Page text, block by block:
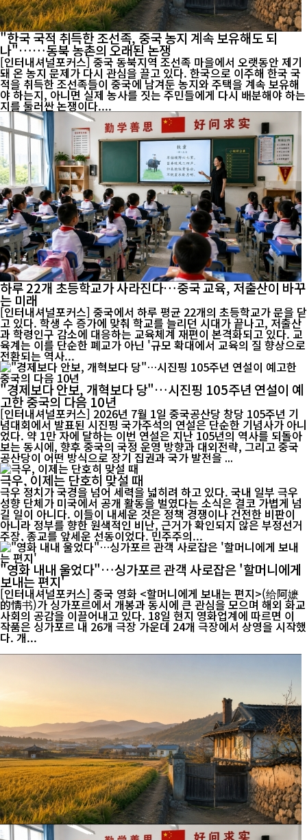
"한국 국적 취득한 조선족, 중국 농지 계속 보유해도 되
나"……동북 농촌의 오래된 논쟁
[인터내셔널포커스] 중국 동북지역 조선족 마을에서 오랫동안 제기
돼 온 농지 문제가 다시 관심을 끌고 있다. 한국으로 이주해 한국 국
적을 취득한 조선족들이 중국에 남겨둔 농지와 주택을 계속 보유해
야 하는지, 아니면 실제 농사를 짓는 주민들에게 다시 배분해야 하는
지를 둘러싼 논쟁이다....
하루 22개 초등학교가 사라진다…중국 교육, 저출산이 바꾸
는 미래
[인터내셔널포커스] 중국에서 하루 평균 22개의 초등학교가 문을 닫
고 있다. 학생 수 증가에 맞춰 학교를 늘리던 시대가 끝나고, 저출산
과 학령인구 감소에 대응하는 교육체계 재편이 본격화되고 있다. 교
육계는 이를 단순한 폐교가 아닌 '규모 확대에서 교육의 질 향상으로
전환되는 역사...
"경제보다 안보, 개혁보다 당"…시진핑 105주년 연설이 예
고한 중국의 다음 10년
[인터내셔널포커스] 2026년 7월 1일 중국공산당 창당 105주년 기
념대회에서 발표된 시진핑 국가주석의 연설은 단순한 기념사가 아니
었다. 약 1만 자에 달하는 이번 연설은 지난 105년의 역사를 되돌아
보는 동시에, 향후 중국의 국정 운영 방향과 대외전략, 그리고 중국
공산당이 어떤 방식으로 장기 집권과 국가 발전을 ...
극우, 이제는 단호히 맞설 때
극우 정치가 국경을 넘어 세력을 넓히려 하고 있다. 국내 일부 극우
성향 단체가 미국에서 공개 활동을 벌였다는 소식은 결코 가볍게 넘
길 일이 아니다. 이들이 내세운 것은 정책 경쟁이나 건전한 비판이
아니라 정부를 향한 원색적인 비난, 근거가 확인되지 않은 부정선거
주장, 종교를 앞세운 선동이었다. 민주주의...
"영화 내내 울었다"…싱가포르 관객 사로잡은 '할머니에게
보내는 편지'
[인터내셔널포커스] 중국 영화 <할머니에게 보내는 편지>(给阿嬷
的情书)가 싱가포르에서 개봉과 동시에 큰 관심을 모으며 해외 화교
사회의 공감을 이끌어내고 있다. 18일 현지 영화업계에 따르면 이
작품은 싱가포르 내 26개 극장 가운데 24개 극장에서 상영을 시작했
다. 개...